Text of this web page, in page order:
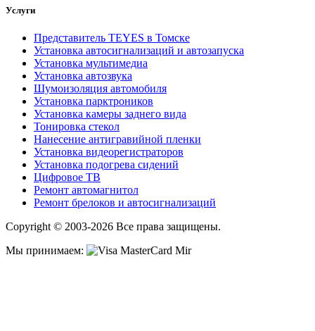
Услуги
Представитель TEYES в Томске
Установка автосигнализаций и автозапуска
Установка мультимедиа
Установка автозвука
Шумоизоляция автомобиля
Установка парктроников
Установка камеры заднего вида
Тонировка стекол
Нанесение антигравийной пленки
Установка видеорегистраторов
Установка подогрева сидений
Цифровое ТВ
Ремонт автомагнитол
Ремонт брелоков и автосигнализаций
Copyright © 2003-2026 Все права защищены.
Мы принимаем: